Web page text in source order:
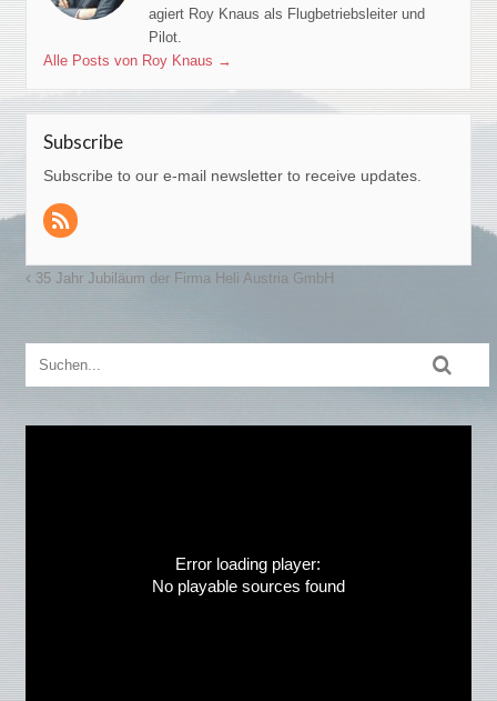
agiert Roy Knaus als Flugbetriebsleiter und
Pilot.
Alle Posts von Roy Knaus →
Subscribe
Subscribe to our e-mail newsletter to receive updates.
35 Jahr Jubiläum der Firma Heli Austria GmbH
Error loading player:
No playable sources found